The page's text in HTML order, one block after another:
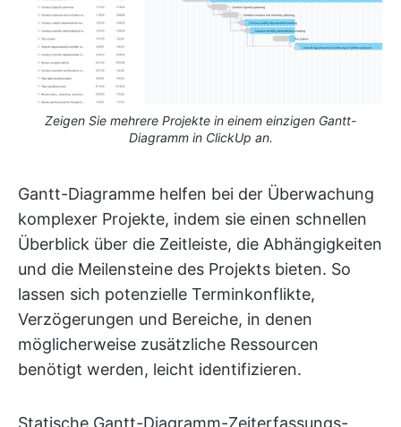
Zeigen Sie mehrere Projekte in einem einzigen Gantt-
Diagramm in ClickUp an.
Gantt-Diagramme helfen bei der Überwachung
komplexer Projekte, indem sie einen schnellen
Überblick über die Zeitleiste, die Abhängigkeiten
und die Meilensteine des Projekts bieten. So
lassen sich potenzielle Terminkonflikte,
Verzögerungen und Bereiche, in denen
möglicherweise zusätzliche Ressourcen
benötigt werden, leicht identifizieren.
Statische Gantt-Diagramm-Zeiterfassungs-